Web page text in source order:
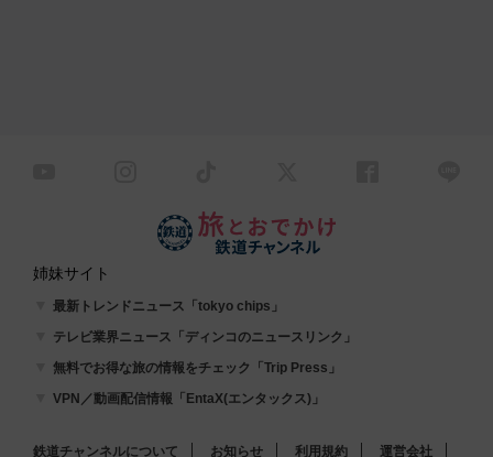
姉妹サイト
最新トレンドニュース「tokyo chips」
テレビ業界ニュース「ディンコのニュースリンク」
無料でお得な旅の情報をチェック「Trip Press」
VPN／動画配信情報「EntaX(エンタックス)」
鉄道チャンネルについて お知らせ 利用規約 運営会社